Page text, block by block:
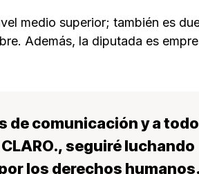
medio superior; también es
Además, la diputada es
de comunicación y a
CLARO., seguiré luchando
los derechos humanos.